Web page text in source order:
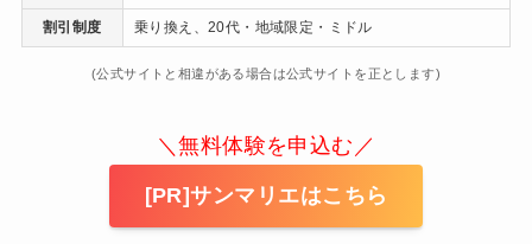
割引制度 乗り換え、20代・地域限定・ミドル
(公式サイトと相違がある場合は公式サイトを正とします)
＼無料体験を申込む／
[PR]サンマリエはこちら